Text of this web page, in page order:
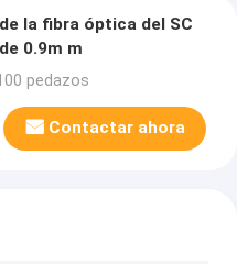
la fibra óptica del SC
0.9m m
pedazos
Contactar ahora